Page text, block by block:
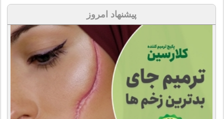
پیشنهاد امروز